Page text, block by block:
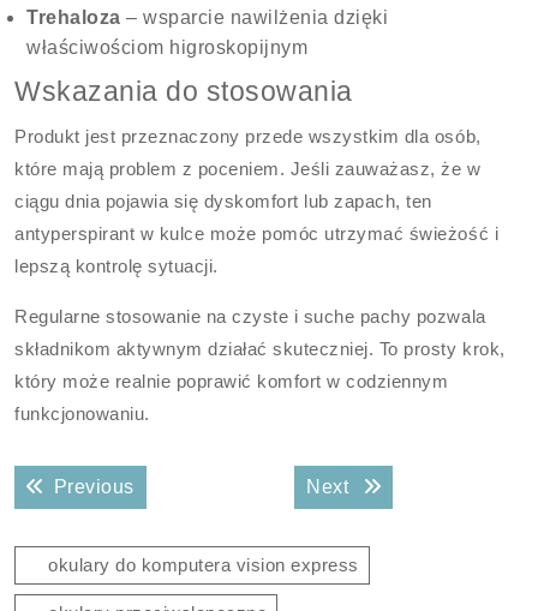
Trehaloza – wsparcie nawilżenia dzięki
właściwościom higroskopijnym
Wskazania do stosowania
Produkt jest przeznaczony przede wszystkim dla osób,
które mają problem z poceniem. Jeśli zauważasz, że w
ciągu dnia pojawia się dyskomfort lub zapach, ten
antyperspirant w kulce może pomóc utrzymać świeżość i
lepszą kontrolę sytuacji.
Regularne stosowanie na czyste i suche pachy pozwala
składnikom aktywnym działać skuteczniej. To prosty krok,
który może realnie poprawić komfort w codziennym
funkcjonowaniu.
Nawigacja
wpisuPreviousPrevious post: Next Next post:
okulary do komputera vision express